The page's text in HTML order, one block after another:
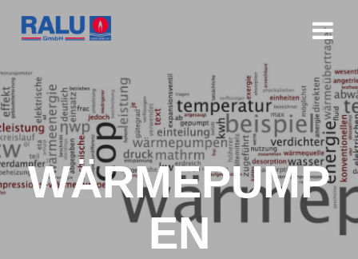
WÄRMEPUMP
EN